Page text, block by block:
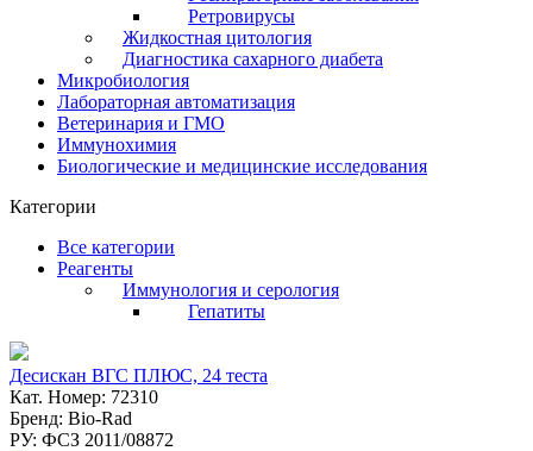
Ретровирусы
Жидкостная цитология
Диагностика сахарного диабета
Микробиология
Лабораторная автоматизация
Ветеринария и ГМО
Иммунохимия
Биологические и медицинские исследования
Категории
Все категории
Реагенты
Иммунология и серология
Гепатиты
Десискан ВГC ПЛЮС, 24 теста
Кат. Номер: 72310
Бренд: Bio-Rad
РУ: ФСЗ 2011/08872